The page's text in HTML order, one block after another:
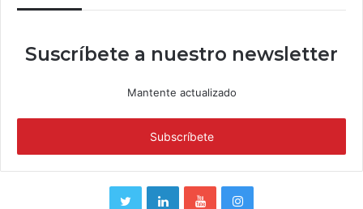
Suscríbete a nuestro newsletter
Mantente actualizado